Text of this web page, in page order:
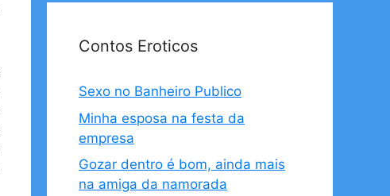
Contos Eroticos
Sexo no Banheiro Publico
Minha esposa na festa da
empresa
Gozar dentro é bom, ainda mais
na amiga da namorada